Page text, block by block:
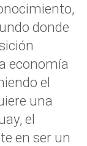
donde
economía
el
una
el
en ser un